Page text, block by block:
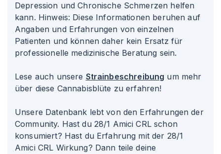
Depression und Chronische Schmerzen helfen
kann. Hinweis: Diese Informationen beruhen auf
Angaben und Erfahrungen von einzelnen
Patienten und können daher kein Ersatz für
professionelle medizinische Beratung sein.
Lese auch unsere Strainbeschreibung um mehr
über diese Cannabisblüte zu erfahren!
Unsere Datenbank lebt von den Erfahrungen der
Community. Hast du 28/1 Amici CRL schon
konsumiert? Hast du Erfahrung mit der 28/1
Amici CRL Wirkung? Dann teile deine